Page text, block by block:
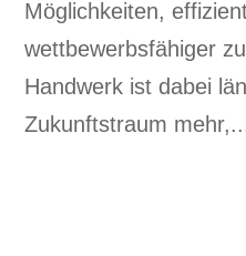
Möglichkeiten,
wettbewerbsfähiger
Handwerk ist dabei
Zukunftstraum